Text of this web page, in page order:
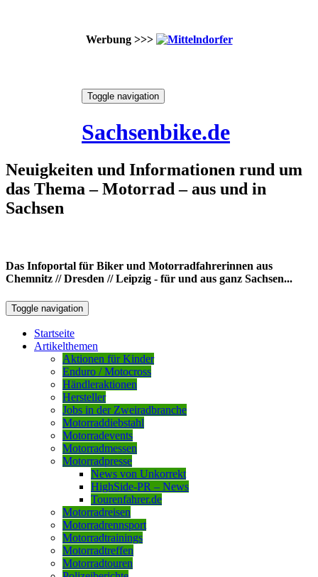
Werbung >>>
Toggle navigation
Sachsenbike.de
Neuigkeiten und Informationen rund um
das Thema – Motorrad – aus und in
Sachsen
Das Infoportal für Biker und Motorradfahrerinnen aus
Chemnitz // Dresden // Leipzig - für und aus ganz Sachsen...
Toggle navigation
Startseite
Artikelthemen
Aktionen für Kinder
Enduro / Motocross
Händleraktionen
Hersteller
Jobs in der Zweiradbranche
Motorraddiebstahl
Motorradevents
Motorradmessen
Motorradpresse
News von Unkorrekt
HighSide-PR – News
Tourenfahrer.de
Motorradreisen
Motorradrennsport
Motorradtrainings
Motorradtreffen
Motorradtouren